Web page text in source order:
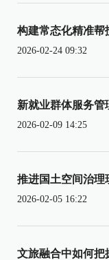
构建常态化精准帮
2026-02-24 09:32
新就业群体服务
2026-02-09 14:25
推进国土空间治理
2026-02-05 16:22
文旅融合中如何把